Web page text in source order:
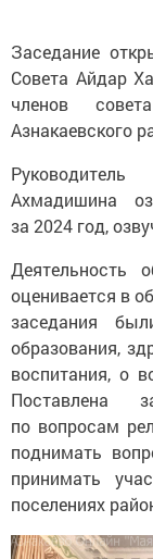
Заседание
Совета Айдар
членов
Азнакаевского
Ахмадишина
за 2024 год,
Деятельность
оценивается в
заседания
образования,
воспитания, о
Поставлена
по вопросам
поднимать
принимать
поселениях